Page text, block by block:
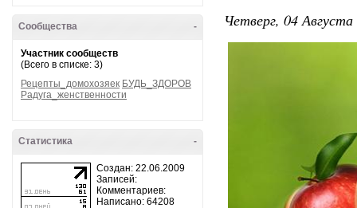
-
Сообщества
Участник сообществ
(Всего в списке: 3)
Рецепты_домохозяек БУДЬ_ЗДОРОВ
Радуга_женственности
-
Статистика
Создан: 22.06.2009
Записей:
Комментариев:
Написано: 64208
Четверг, 04